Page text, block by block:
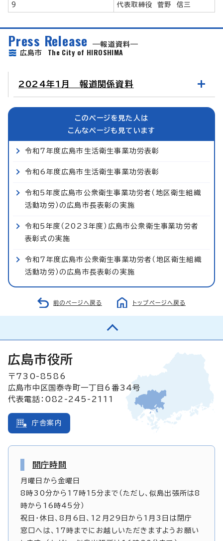
9
代表取締役 菅野 信三
Press Release
報道資料
広島市 The City of HIROSHIMA
2024年1月 報道関係資料
このページを見た人は
こんなページも見ています
令和7年度広島市生活衛生事業功労表彰
令和6年度広島市生活衛生事業功労表彰
令和5年度広島市公衆衛生事業功労者（地区衛生組織
活動功労）の広島市長表彰の実施
令和5年度（2023年度）広島市公衆衛生事業功労者
表彰式の実施
令和7年度広島市公衆衛生事業功労者（地区衛生組織
活動功労）の広島市長表彰の実施
前のページへ戻る トップページへ戻る
広島市役所
〒730-8586
広島市中区国泰寺町一丁目6番34号
代表電話：082-245-2111
庁舎案内
開庁時間
月曜日から金曜日
8時30分から17時15分まで（ただし、似島出張所は8
時から16時45分）
祝日・休日、8月6日、12月29日から1月3日は閉庁
窓口へは、17時までにお越しいただきますようお願い